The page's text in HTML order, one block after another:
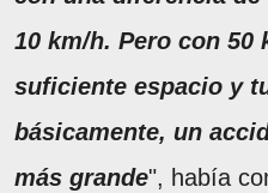
10 km/h. Pero con 50
suficiente espacio y
básicamente, un
más grande", había